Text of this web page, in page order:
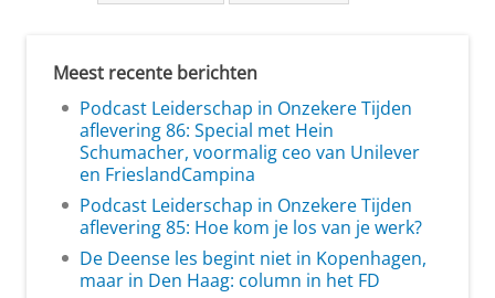
Meest recente berichten
Podcast Leiderschap in Onzekere Tijden
aflevering 86: Special met Hein
Schumacher, voormalig ceo van Unilever
en FrieslandCampina
Podcast Leiderschap in Onzekere Tijden
aflevering 85: Hoe kom je los van je werk?
De Deense les begint niet in Kopenhagen,
maar in Den Haag: column in het FD